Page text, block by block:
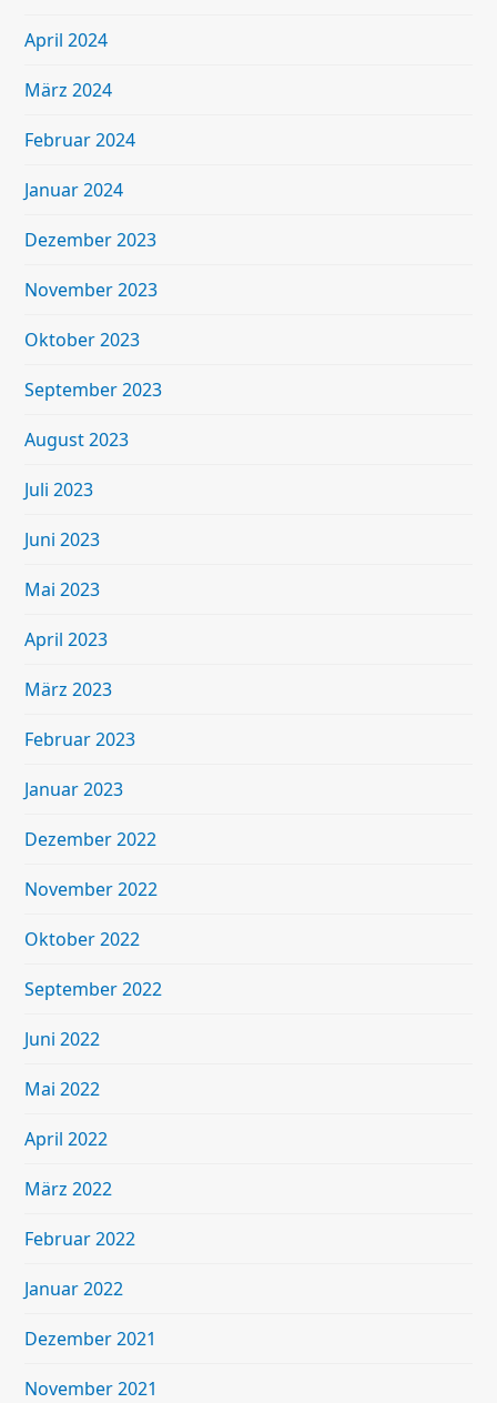
April 2024
März 2024
Februar 2024
Januar 2024
Dezember 2023
November 2023
Oktober 2023
September 2023
August 2023
Juli 2023
Juni 2023
Mai 2023
April 2023
März 2023
Februar 2023
Januar 2023
Dezember 2022
November 2022
Oktober 2022
September 2022
Juni 2022
Mai 2022
April 2022
März 2022
Februar 2022
Januar 2022
Dezember 2021
November 2021